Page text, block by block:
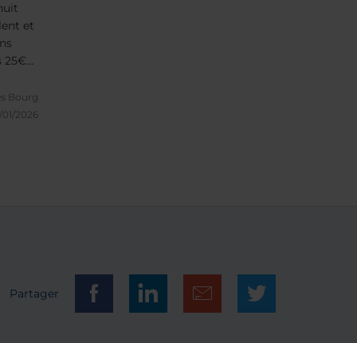
et
25€
Bourg
01/2026
Partager